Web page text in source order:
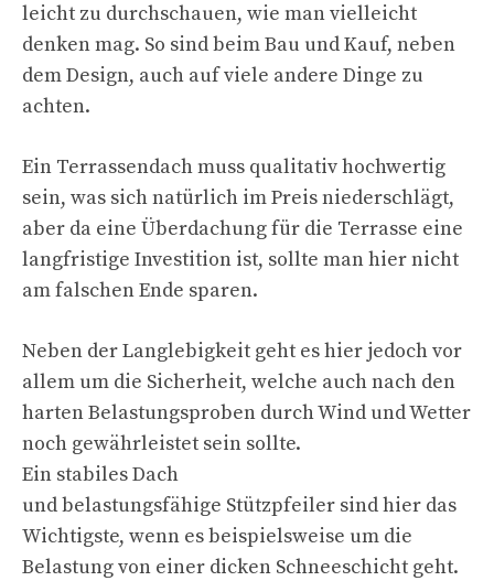
leicht zu durchschauen, wie man vielleicht
denken mag. So sind beim Bau und Kauf, neben
dem Design, auch auf viele andere Dinge zu
achten.
Ein Terrassendach muss qualitativ hochwertig
sein, was sich natürlich im Preis niederschlägt,
aber da eine Überdachung für die Terrasse eine
langfristige Investition ist, sollte man hier nicht
am falschen Ende sparen.
Neben der Langlebigkeit geht es hier jedoch vor
allem um die Sicherheit, welche auch nach den
harten Belastungsproben durch Wind und Wetter
noch gewährleistet sein sollte.
Ein stabiles Dach
und belastungsfähige Stützpfeiler sind hier das
Wichtigste, wenn es beispielsweise um die
Belastung von einer dicken Schneeschicht geht.